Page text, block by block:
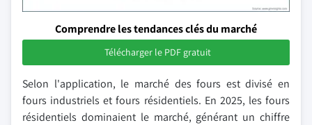
Comprendre les tendances clés du marché
Télécharger le PDF gratuit
Selon l'application, le marché des fours est divisé en
fours industriels et fours résidentiels. En 2025, les fours
résidentiels dominaient le marché, générant un chiffre